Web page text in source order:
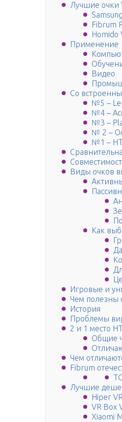
Лучшие очки
Fibrum
Homido
Применение
Видео
Со
№5 –
№4 –
№3 –
№ 2 –
№1 –
Виды очков
Как
Игровые и
Чем полезны
История
Проблемы
2 и 1 место
Общие
Чем
Fibrum
Лучшие
Hiper
VR Box
Xiaomi